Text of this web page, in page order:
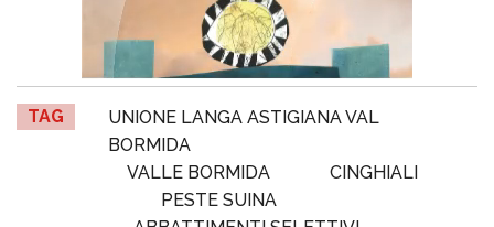
TAG
UNIONE LANGA ASTIGIANA VAL
BORMIDA
VALLE BORMIDA
CINGHIALI
PESTE SUINA